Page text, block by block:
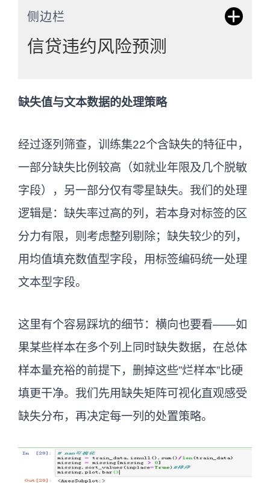
侧边栏
信贷违约风险预测
节，通过机器学习模型分析借款人的历史
无法按时还款的概率。常用算法包括随机
森林、梯度提升树和逻辑回归等。
缺失值与文本数据的处理策略
经过逐列筛查，训练集22个含缺失的特征中，
一部分缺失比例较高（如就业年限及几个脱敏
字段），另一部分仅有零星缺失。我们的处理
逻辑是：缺失率过高的列，若本身对标签的区
分力有限，则考虑整列剔除；缺失较少的列，
用均值填充数值型字段，用标签编码统一处理
文本型字段。
这里有个容易踩坑的细节：横向也要看——如
果某些样本在多个列上同时缺失数据，在总体
样本量充裕的前提下，删掉这些”烂样本”比硬
填更干净。我们先用缺失矩阵可视化直观感受
缺失分布，再决定每一列的处置策略。